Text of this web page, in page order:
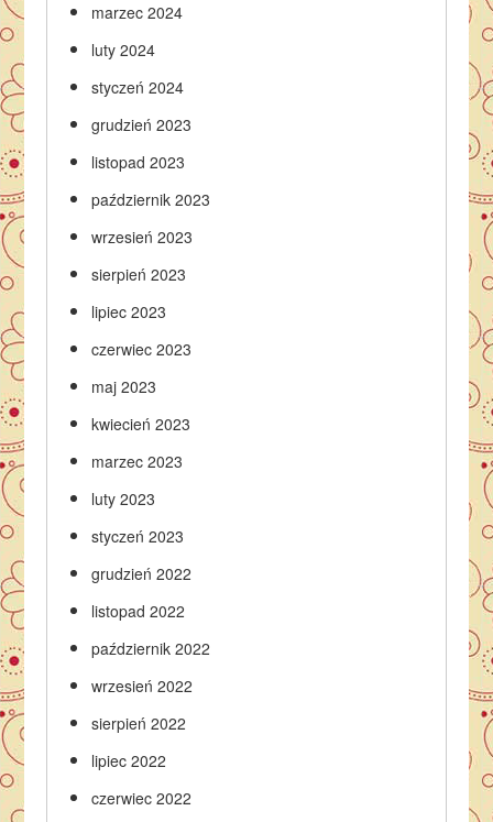
marzec 2024
luty 2024
styczeń 2024
grudzień 2023
listopad 2023
październik 2023
wrzesień 2023
sierpień 2023
lipiec 2023
czerwiec 2023
maj 2023
kwiecień 2023
marzec 2023
luty 2023
styczeń 2023
grudzień 2022
listopad 2022
październik 2022
wrzesień 2022
sierpień 2022
lipiec 2022
czerwiec 2022